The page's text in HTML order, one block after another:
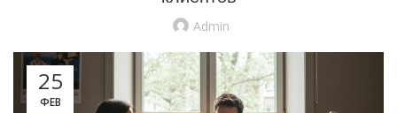
Admin
25
ФЕВ